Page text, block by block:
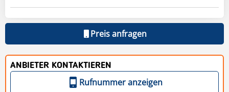
Preis anfragen
ANBIETER KONTAKTIEREN
Rufnummer anzeigen